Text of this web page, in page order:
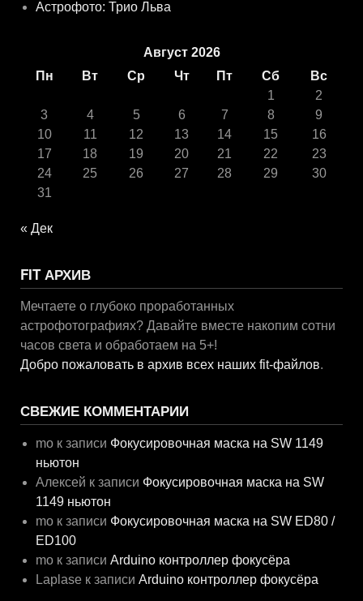
Астрофото: Трио Льва
Август 2026
Пн
Вт Ср Чт Пт Сб
Вс
1
2
3
4 5 6 7 8
9
10
11 12 13 14 15
16
17
18 19 20 21 22
23
24
25 26 27 28 29
30
31
« Дек
FIT АРХИВ
Мечтаете о глубоко проработанных
астрофотографиях? Давайте вместе накопим сотни
часов света и обработаем на 5+!
Добро пожаловать в архив всех наших fit-файлов.
СВЕЖИЕ КОММЕНТАРИИ
mo к записи Фокусировочная маска на SW 1149
ньютон
Алексей к записи Фокусировочная маска на SW
1149 ньютон
mo к записи Фокусировочная маска на SW ED80 /
ED100
mo к записиArduino контроллер фокусёра
Laplase к записиArduino контроллер фокусёра